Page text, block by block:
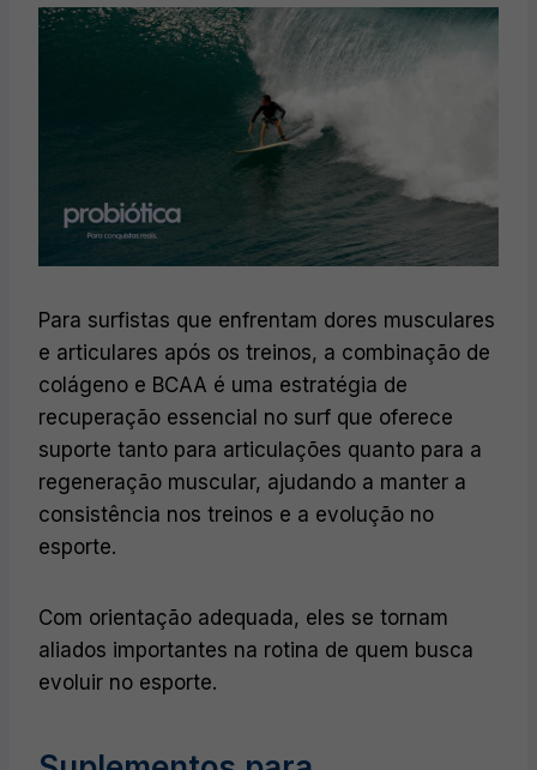
Para surfistas que enfrentam dores musculares
e articulares após os treinos, a combinação de
colágeno e BCAA é uma estratégia de
recuperação essencial no surf que oferece
suporte tanto para articulações quanto para a
regeneração muscular, ajudando a manter a
consistência nos treinos e a evolução no
esporte.
Com orientação adequada, eles se tornam
aliados importantes na rotina de quem busca
evoluir no esporte.